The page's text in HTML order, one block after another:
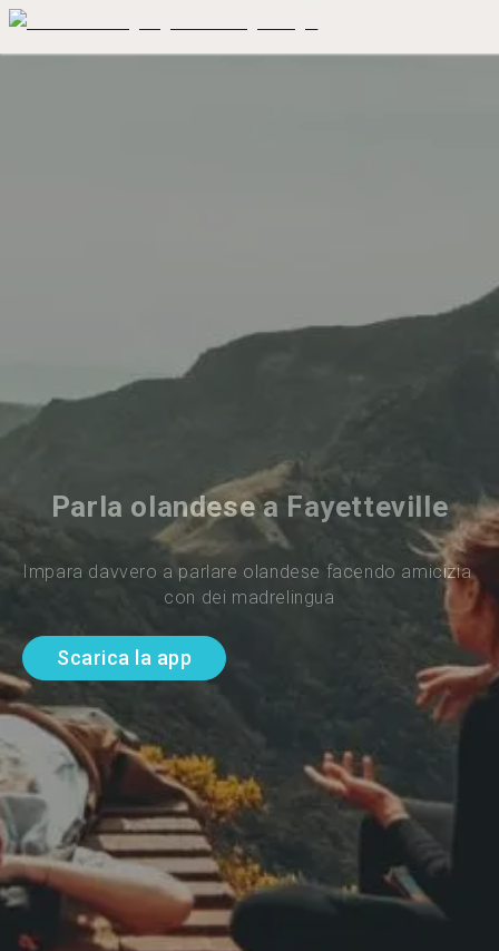
Parla olandese a Fayetteville
Impara davvero a parlare olandese facendo amicizia
con dei madrelingua
Scarica la app